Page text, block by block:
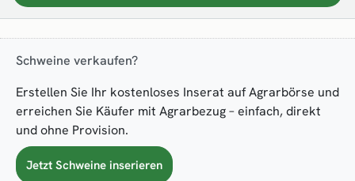
Schweine verkaufen?
Erstellen Sie Ihr kostenloses Inserat auf Agrarbörse und
erreichen Sie Käufer mit Agrarbezug – einfach, direkt
und ohne Provision.
Jetzt Schweine inserieren